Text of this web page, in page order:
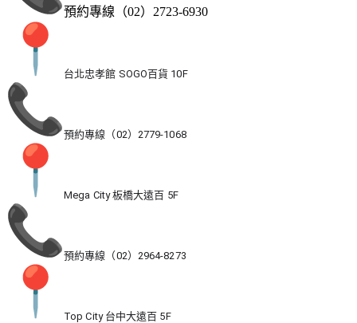
預約專線（02）2723-6930
台北忠孝館 SOGO百貨 10F
預約專線（02）2779-1068
Mega City 板橋大遠百 5F
預約專線（02）2964-8273
Top City 台中大遠百 5F